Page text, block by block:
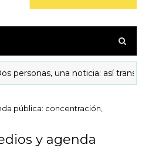
personas, una noticia: así
pública: concentración,
y agenda